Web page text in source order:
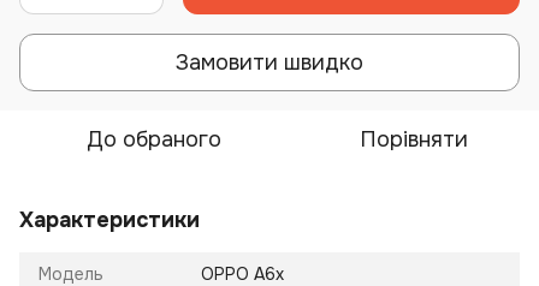
Замовити швидко
До обраного Порівняти
Характеристики
Модель OPPO A6x